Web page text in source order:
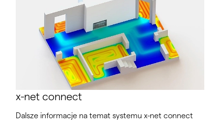
x-net connect
Dalsze informacje na temat systemu x-net connect